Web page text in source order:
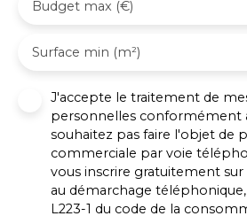
Budget max (€)
Surface min (m²)
J'accepte le traitement de
personnelles conformément
souhaitez pas faire l'objet de
commerciale par voie
vous inscrire gratuitement
au démarchage
L223-1 du code de la